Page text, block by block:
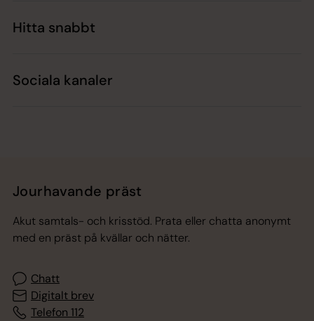
Hitta snabbt
Sociala kanaler
Jourhavande präst
Akut samtals- och krisstöd. Prata eller chatta anonymt
med en präst på kvällar och nätter.
Chatt
Digitalt brev
Telefon 112